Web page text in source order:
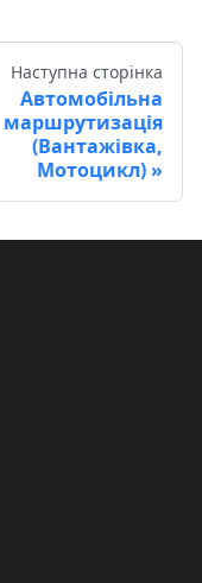
Наступна сторінка
Автомобільна
маршрутизація
(Вантажівка,
Мотоцикл)